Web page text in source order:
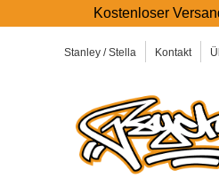
Stanley / Stella Kontakt
Kostenloser Versand +